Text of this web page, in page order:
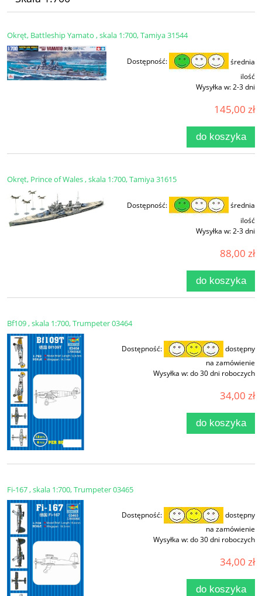
Okręt, Battleship Yamato , skala 1:700, Tamiya 31544
Dostępność:
średnia
ilość
Wysyłka w:2-3 dni
145,00 zł
do koszyka
Okręt, Prince of Wales , skala 1:700, Tamiya 31615
Dostępność:
średnia
ilość
Wysyłka w:2-3 dni
88,00 zł
do koszyka
Bf109 , skala 1:700, Trumpeter 03464
Dostępność:
dostępny
na zamówienie
Wysyłka w:do 30 dni roboczych
34,00 zł
do koszyka
Fi-167 , skala 1:700, Trumpeter 03465
Dostępność:
dostępny
na zamówienie
Wysyłka w:do 30 dni roboczych
34,00 zł
do koszyka